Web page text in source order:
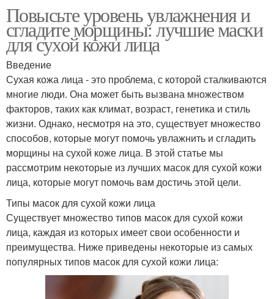
Повысьте уровень увлажнения и
сгладите морщины: лучшие маски
для сухой кожи лица
Введение
Сухая кожа лица - это проблема, с которой сталкиваются
многие люди. Она может быть вызвана множеством
факторов, таких как климат, возраст, генетика и стиль
жизни. Однако, несмотря на это, существует множество
способов, которые могут помочь увлажнить и сгладить
морщины на сухой коже лица. В этой статье мы
рассмотрим некоторые из лучших масок для сухой кожи
лица, которые могут помочь вам достичь этой цели.
Типы масок для сухой кожи лица
Существует множество типов масок для сухой кожи
лица, каждая из которых имеет свои особенности и
преимущества. Ниже приведены некоторые из самых
популярных типов масок для сухой кожи лица: